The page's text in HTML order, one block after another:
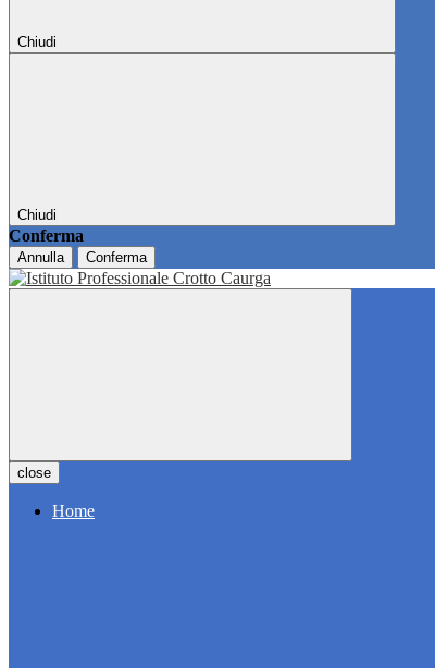
Chiudi
Chiudi
Conferma
Annulla Conferma
close
Home